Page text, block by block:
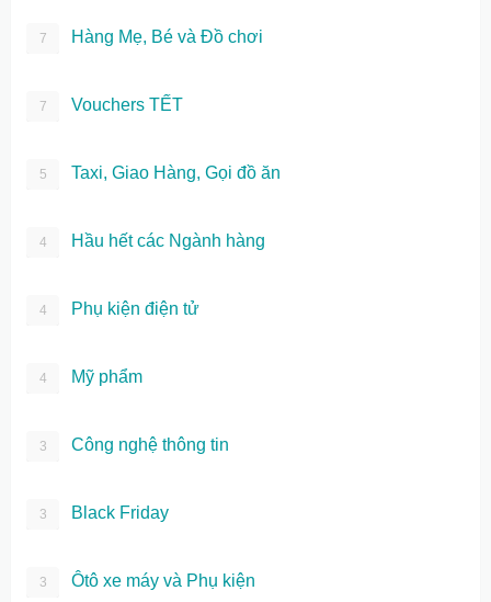
7 Hàng Mẹ, Bé và Đồ chơi
7 Vouchers TẾT
5 Taxi, Giao Hàng, Gọi đồ ăn
4 Hầu hết các Ngành hàng
4 Phụ kiện điện tử
4 Mỹ phẩm
3 Công nghệ thông tin
3 Black Friday
3 Ôtô xe máy và Phụ kiện